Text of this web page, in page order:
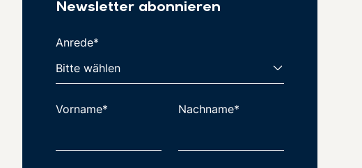
Newsletter abonnieren
Anrede*
Vorname* Nachname*